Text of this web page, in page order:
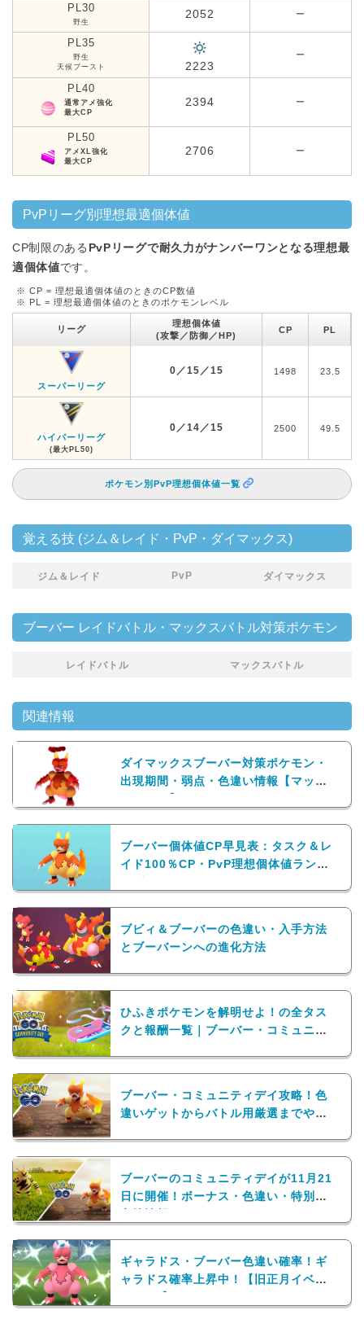
PL30
野生
2052 ー
PL35
野生
天候ブースト
2223
ー
PL40
通常アメ強化
最大CP
2394 ー
PL50
アメXL強化
最大CP
2706 ー
PvPリーグ別理想最適個体値
CP制限のある PvPリーグで耐久力がナンバーワンとなる理想最
適個体値です。
※ CP = 理想最適個体値のときのCP数値
※ PL = 理想最適個体値のときのポケモンレベル
リーグ
理想個体値
(攻撃／防御／HP)
CP PL
スーパーリーグ
0／15／15 1498 23.5
ハイパーリーグ
(最大PL50)
0／14／15 2500 49.5
ポケモン別PvP理想個体値一覧
覚える技 (ジム＆レイド・PvP・ダイマックス)
ジム＆レイド PvP ダイマックス
ブーバー レイドバトル・マックスバトル対策ポケモン
レイドバトル マックスバトル
関連情報
ダイマックスブーバー対策ポケモン・
出現期間・弱点・色違い情報【マック
ブーバー個体値CP早見表：タスク＆レ
イド100％CP・PvP理想個体値ランキ
ブビィ＆ブーバーの色違い・入手方法
とブーバーンへの進化方法
ひふきポケモンを解明せよ！の全タス
クと報酬一覧｜ブーバー・コミュニテ
ブーバー・コミュニティデイ攻略！色
違いゲットからバトル用厳選までやる
ブーバーのコミュニティデイが11月21
日に開催！ボーナス・色違い・特別限
ギャラドス・ブーバー色違い確率！ギ
ャラドス確率上昇中！【旧正月イベン